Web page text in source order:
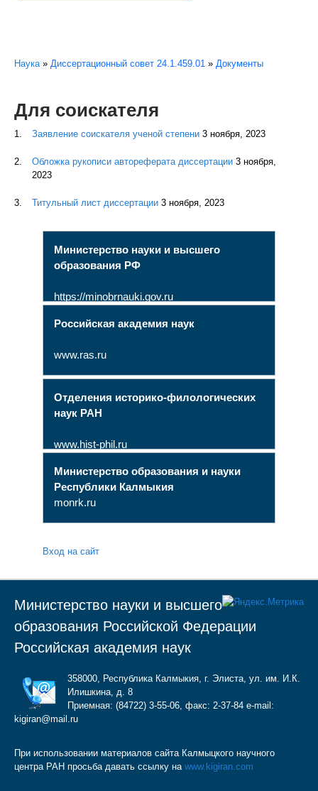
Вы здесь
Наука» Диссертационный совет 24.1.459.01» Документы
Для соискателя
Заявление соискателя ученой степени 3 ноября, 2023
Обложка рукописи автореферата диссертации 3 ноября,
2023
Титульный лист диссертации 3 ноября, 2023
Министерство науки и высшего
образования РФ
https://minobrnauki.gov.ru
Российская академия наук
www.ras.ru
Отделения историко-филологических
наук РАН
www.hist-phil.ru
Министерство образования и науки
Республики Калмыкия
monrk.ru
Вход на сайт
Министерство науки и высшего
образования Российской Федерации
Российская академия наук
358000, Республика Калмыкия, г. Элиста, ул. им. И.К.
Илишкина, д. 8
Приемная: (84722) 3-55-06, факс: 2-37-84 e-mail:
kigiran@mail.ru
При использовании материалов сайта Калмыцкого научного
центра РАН просьба давать ссылку на www.kigiran.com